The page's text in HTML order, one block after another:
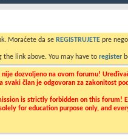
Moraćete da se REGISTRUJETE pre
the link above. You may have to register
dozvoljeno na ovom forumu!
član je odgovoran za zakonitost
is strictly forbidden on this
for education purpose only, and